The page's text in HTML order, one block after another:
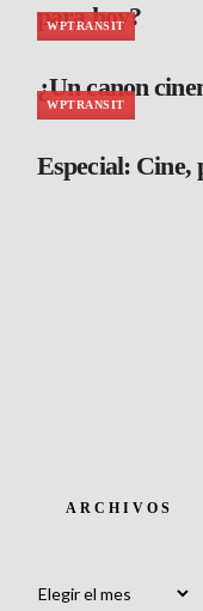
para hoy?
WPTRANSIT
¿Un canon
WPTRANSIT
Especial: Cine,
ARCHIVOS